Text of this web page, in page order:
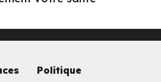
Politique